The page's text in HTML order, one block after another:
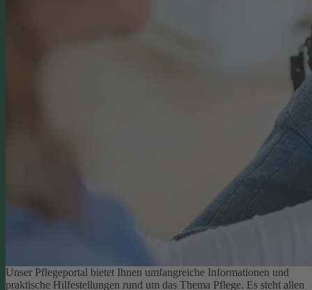
Unser Pflegeportal bietet Ihnen umfangreiche Informationen und
praktische Hilfestellungen rund um das Thema Pflege. Es steht allen